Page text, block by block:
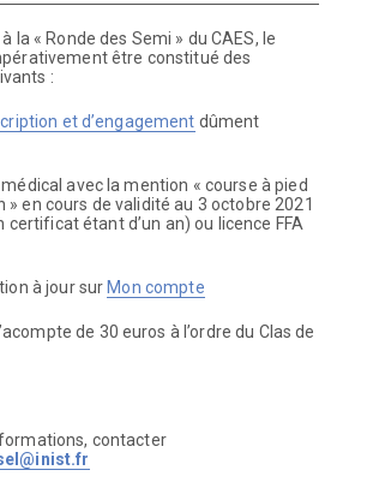
la « Ronde des Semi » du CAES, le
être constitué des
:
et d’engagement dûment
avec la mention « course à pied
» en cours de validité au 3 octobre 2021
certificat étant d’un an) ou licence FFA
à jour sur Mon compte
de 30 euros à l’ordre du Clas de
contacter